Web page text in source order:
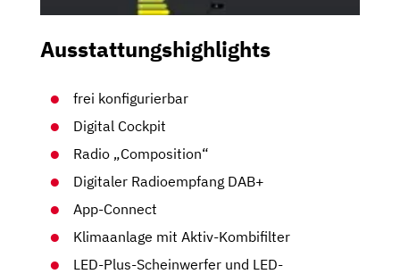
Ausstattungshighlights
frei konfigurierbar
Digital Cockpit
Radio „Composition“
Digitaler Radioempfang DAB+
App-Connect
Klimaanlage mit Aktiv-Kombifilter
LED-Plus-Scheinwerfer und LED-